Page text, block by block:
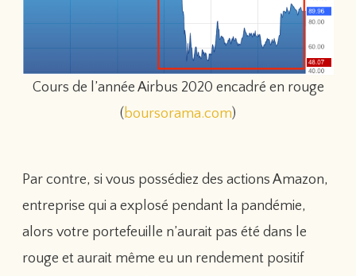
Cours de l’année Airbus 2020 encadré en rouge
(boursorama.com)
Par contre, si vous possédiez des actions Amazon,
entreprise qui a explosé pendant la pandémie,
alors votre portefeuille n’aurait pas été dans le
rouge et aurait même eu un rendement positif